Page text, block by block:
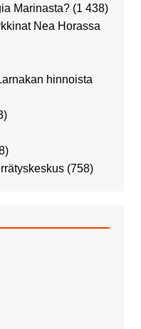
Marinasta? (1 438)
Nea Horassa
hinnoista
(758)